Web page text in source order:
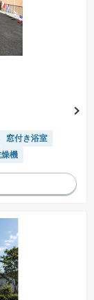
めに必要な相当の期間の
かどうかにより結論を出
プランが出来ず、建築請
かった代金（土地代金、
で統一しています。
価格」と「土地価格」の
費用を表示しています。
ていただくようにお願い
窓付き浴室
機